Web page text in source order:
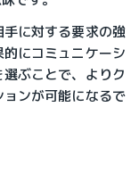
に対する要求の強
にコミュニケーシ
ぶことで、よりク
ンが可能になるで